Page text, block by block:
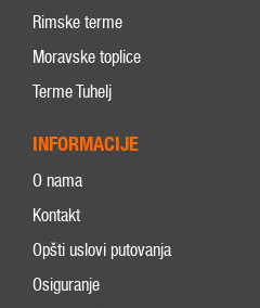
Rimske terme
Moravske toplice
Terme Tuhelj
INFORMACIJE
O nama
Kontakt
Opšti uslovi putovanja
Osiguranje